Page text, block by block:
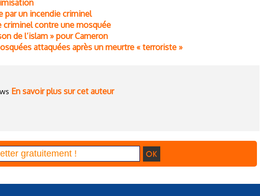
par un incendie criminel
criminel contre une mosquée
de l’islam » pour Cameron
attaquées après un meurtre « terroriste »
En savoir plus sur cet auteur